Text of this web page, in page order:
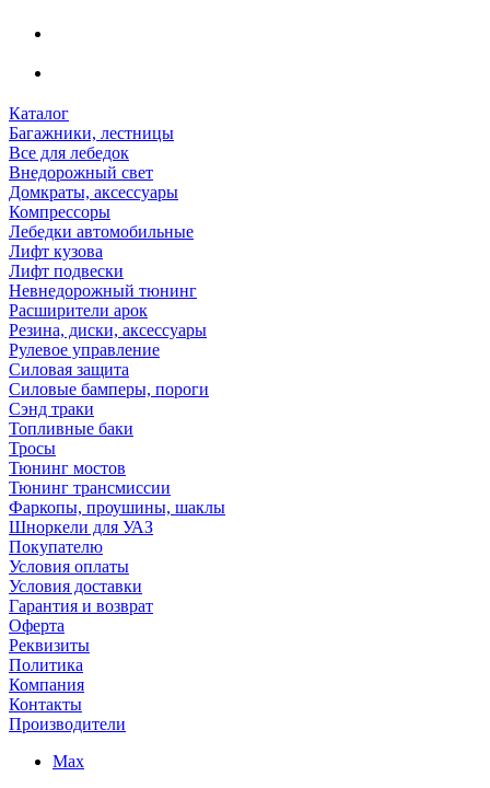
Каталог
Багажники, лестницы
Все для лебедок
Внедорожный свет
Домкраты, аксессуары
Компрессоры
Лебедки автомобильные
Лифт кузова
Лифт подвески
Невнедорожный тюнинг
Расширители арок
Резина, диски, аксессуары
Рулевое управление
Силовая защита
Силовые бамперы, пороги
Сэнд траки
Топливные баки
Тросы
Тюнинг мостов
Тюнинг трансмиссии
Фаркопы, проушины, шаклы
Шноркели для УАЗ
Покупателю
Условия оплаты
Условия доставки
Гарантия и возврат
Оферта
Реквизиты
Политика
Компания
Контакты
Производители
Max